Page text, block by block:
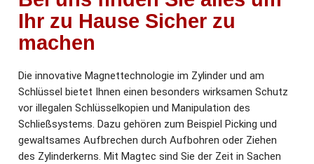
Ihr zu Hause Sicher zu
machen
Die innovative Magnettechnologie im Zylinder und am
Schlüssel bietet Ihnen einen besonders wirksamen Schutz
vor illegalen Schlüsselkopien und Manipulation des
Schließsystems. Dazu gehören zum Beispiel Picking und
gewaltsames Aufbrechen durch Aufbohren oder Ziehen
des Zylinderkerns. Mit Magtec sind Sie der Zeit in Sachen